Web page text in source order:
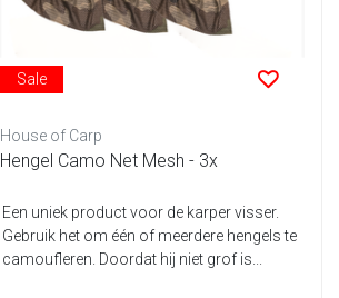
Sale
House of Carp
Hengel Camo Net Mesh - 3x
Een uniek product voor de karper visser.
Gebruik het om één of meerdere hengels te
camoufleren. Doordat hij niet grof is...